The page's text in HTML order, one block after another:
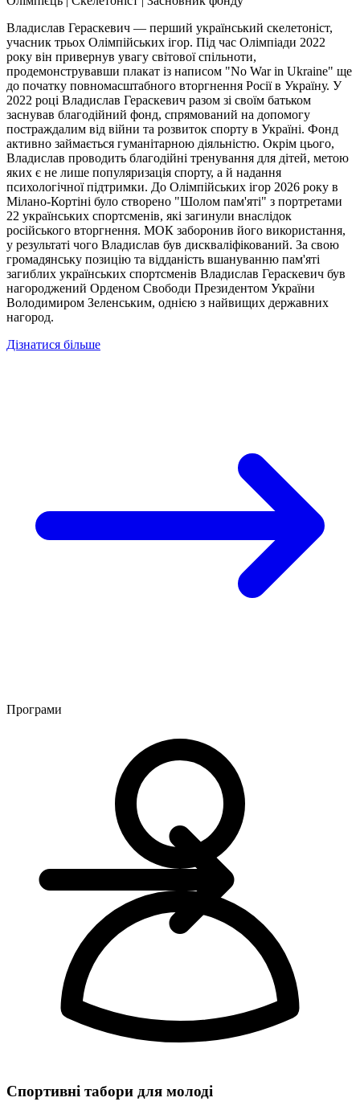
Владислав Гераскевич — перший український скелетоніст,
учасник трьох Олімпійських ігор. Під час Олімпіади 2022
року він привернув увагу світової спільноти,
продемонструвавши плакат із написом "No War in Ukraine" ще
до початку повномасштабного вторгнення Росії в Україну. У
2022 році Владислав Гераскевич разом зі своїм батьком
заснував благодійний фонд, спрямований на допомогу
постраждалим від війни та розвиток спорту в Україні. Фонд
активно займається гуманітарною діяльністю. Окрім цього,
Владислав проводить благодійні тренування для дітей, метою
яких є не лише популяризація спорту, а й надання
психологічної підтримки. До Олімпійських ігор 2026 року в
Мілано-Кортіні було створено "Шолом пам'яті" з портретами
22 українських спортсменів, які загинули внаслідок
російського вторгнення. МОК заборонив його використання,
у результаті чого Владислав був дискваліфікований. За свою
громадянську позицію та відданість вшануванню пам'яті
загиблих українських спортсменів Владислав Гераскевич був
нагороджений Орденом Свободи Президентом України
Володимиром Зеленським, однією з найвищих державних
нагород.
Дізнатися більше
Програми
Спортивні табори для молоді